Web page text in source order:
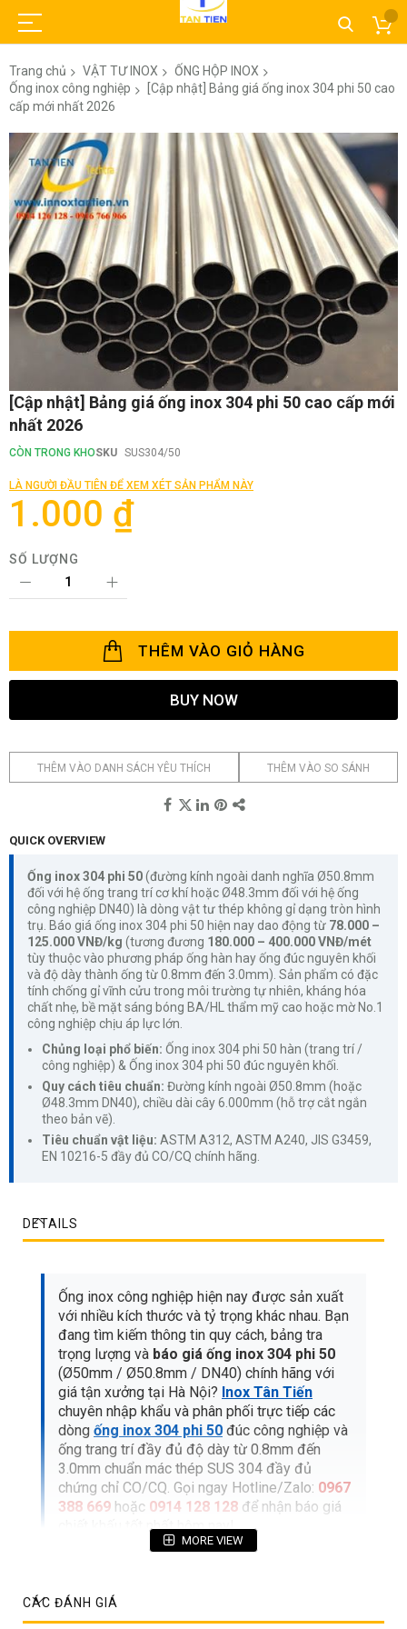
Trang chủ VẬT TƯ INOX
ỐNG HỘP INOX
Ống inox công nghiệp
[Cập nhật] Bảng giá ống inox 304 phi 50 cao
cấp mới nhất 2026
Chuyển
đến
phần
đầu
của
thư
viện
hình
ảnh
Chuyển
đến
phần
đầu
của
viện
hình
[Cập nhật] Bảng giá ống inox 304 phi 50 cao cấp mới
nhất 2026
CÒN TRONG KHOSKU SUS304/50
LÀ NGƯỜI ĐẦU TIÊN ĐỂ XEM XÉT SẢN PHẨM NÀY
1.000 ₫
SỐ LƯỢNG
THÊM VÀO GIỎ HÀNG
BUY NOW
THÊM VÀO DANH SÁCH YÊU THÍCH THÊM VÀO SO SÁNH
QUICK OVERVIEW
Ống inox 304 phi 50(đường kính ngoài danh nghĩa Ø50.8mm
đối với hệ ống trang trí cơ khí hoặc Ø48.3mm đối với hệ ống
công nghiệp DN40) là dòng vật tư thép không gỉ dạng tròn hình
trụ. Báo giá ống inox 304 phi 50 hiện nay dao động từ 78.000 –
125.000 VNĐ/kg (tương đương 180.000 – 400.000 VNĐ/mét
tùy thuộc vào phương pháp ống hàn hay ống đúc nguyên khối
và độ dày thành ống từ 0.8mm đến 3.0mm). Sản phẩm có đặc
tính chống gỉ vĩnh cửu trong môi trường tự nhiên, kháng hóa
chất nhẹ, bề mặt sáng bóng BA/HL thẩm mỹ cao hoặc mờ No.1
công nghiệp chịu áp lực lớn.
Chủng loại phổ biến: Ống inox 304 phi 50 hàn (trang trí /
công nghiệp) & Ống inox 304 phi 50 đúc nguyên khối.
Quy cách tiêu chuẩn: Đường kính ngoài Ø50.8mm (hoặc
Ø48.3mm DN40), chiều dài cây 6.000mm (hỗ trợ cắt ngắn
theo bản vẽ).
Tiêu chuẩn vật liệu: ASTM A312, ASTM A240, JIS G3459,
EN 10216-5 đầy đủ CO/CQ chính hãng.
DETAILS
Ống inox công nghiệp hiện nay được sản xuất
với nhiều kích thước và tỷ trọng khác nhau. Bạn
đang tìm kiếm thông tin quy cách, bảng tra
trọng lượng và báo giá ống inox 304 phi 50
(Ø50mm / Ø50.8mm / DN40) chính hãng với
giá tận xưởng tại Hà Nội? Inox Tân Tiến
chuyên nhập khẩu và phân phối trực tiếp các
dòng ống inox 304 phi 50 đúc công nghiệp và
ống trang trí đầy đủ độ dày từ 0.8mm đến
3.0mm chuẩn mác thép SUS 304 đầy đủ
chứng chỉ CO/CQ. Gọi ngay Hotline/Zalo: 0967
388 669 hoặc 0914 128 128 để nhận báo giá
chiết khấu tốt nhất hôm nay!
MỤC LỤC BÀI VIẾT CHI TIẾT
MORE VIEW
CÁC ĐÁNH GIÁ